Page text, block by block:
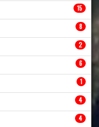
15
8
2
6
1
4
4